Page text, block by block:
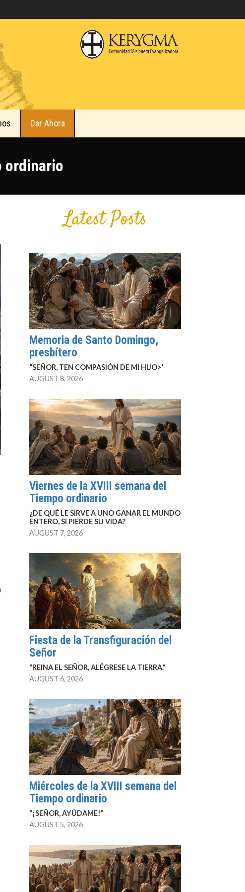
Dar Ahora
ordinario
Latest Posts
Memoria de Santo Domingo,
presbítero
“SEÑOR, TEN COMPASIÓN DE MI HIJO>'
AUGUST 8, 2026
Viernes de la XVIII semana del
Tiempo ordinario
¿DE QUÉ LE SIRVE A UNO GANAR EL MUNDO
ENTERO, SI PIERDE SU VIDA?
AUGUST 7, 2026
Fiesta de la Transfiguración del
Señor
"REINA EL SEÑOR, ALÉGRESE LA TIERRA."
AUGUST 6, 2026
Miércoles de la XVIII semana del
Tiempo ordinario
"¡SEÑOR, AYÚDAME!"
AUGUST 5, 2026